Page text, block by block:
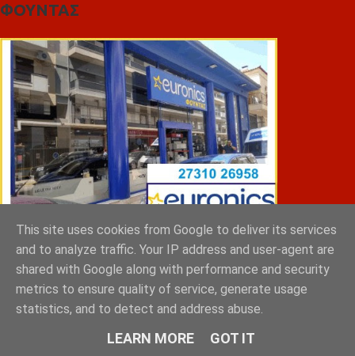
ΦΟΥΝΤΑΣ
ΣΠΥΡΑΚΗΣ ΠΑΝΑΓΙΩΤΗΣ & YIOI ΣΠΑΡΤΗ
This site uses cookies from Google to deliver its services
and to analyze traffic. Your IP address and user-agent are
shared with Google along with performance and security
metrics to ensure quality of service, generate usage
statistics, and to detect and address abuse.
LEARN MORE GOT IT